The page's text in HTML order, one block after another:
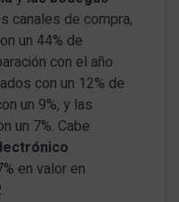
canales de compra,
un 44% de
con el año
con un 12% de
un 9%, y las
un 7%. Cabe
en valor en